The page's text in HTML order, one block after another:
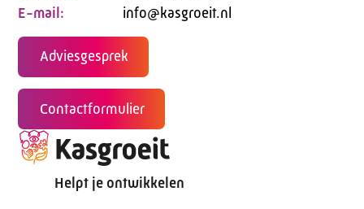
E-mail:
info@kasgroeit.nl
Adviesgesprek
Contactformulier
Helpt je ontwikkelen